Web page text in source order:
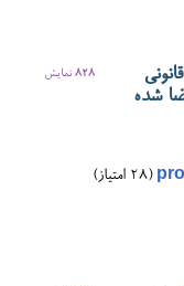
828 نمایش
شده
(
28 امتیاز)